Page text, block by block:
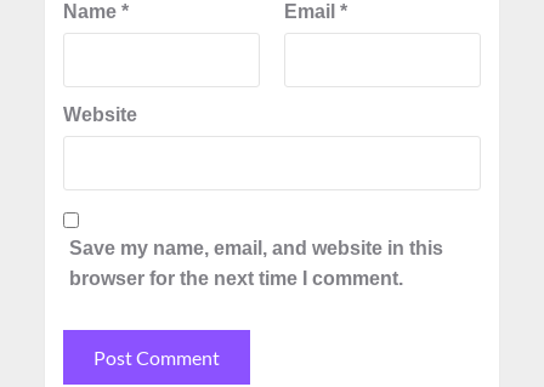
Name* Email *
Website
Save my name, email, and website in this
browser for the next time I comment.